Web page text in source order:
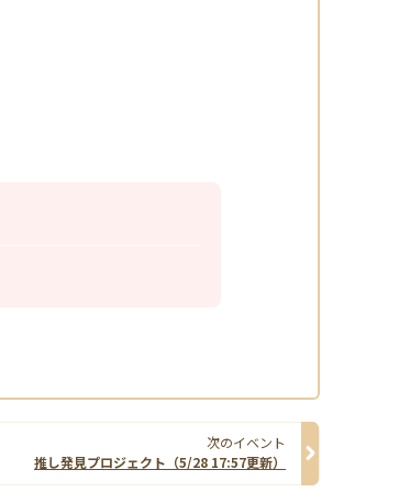
次のイベント
推し発見プロジェクト（5/28 17:57更新）